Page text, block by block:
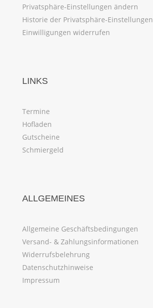
Privatsphäre-Einstellungen ändern
Historie der Privatsphäre-Einstellungen
Einwilligungen widerrufen
LINKS
Termine
Hofladen
Gutscheine
Schmiergeld
ALLGEMEINES
Allgemeine Geschäftsbedingungen
Versand- & Zahlungsinformationen
Widerrufsbelehrung
Datenschutzhinweise
Impressum